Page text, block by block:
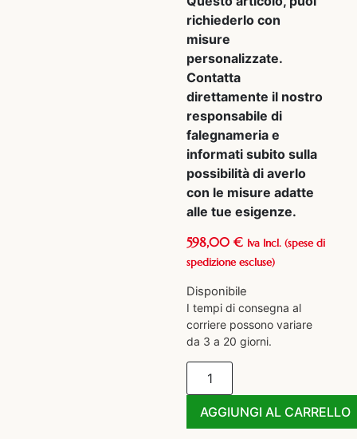
richiederlo con
misure
personalizzate.
Contatta
direttamente il nostro
responsabile di
falegnameria e
informati subito sulla
possibilità di averlo
con le misure adatte
alle tue esigenze.
598,00 € Iva Incl. (spese di
spedizione escluse)
Disponibile
I tempi di consegna al
corriere possono variare
da 3 a 20 giorni.
AGGIUNGI AL CARRELLO